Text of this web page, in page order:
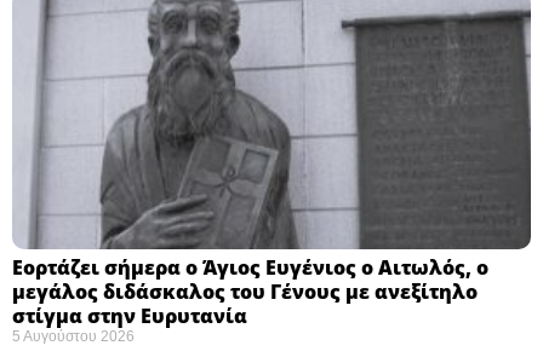
Εορτάζει σήμερα ο Άγιος Ευγένιος ο Αιτωλός, ο
μεγάλος διδάσκαλος του Γένους με ανεξίτηλο
στίγμα στην Ευρυτανία
5 Αυγούστου 2026